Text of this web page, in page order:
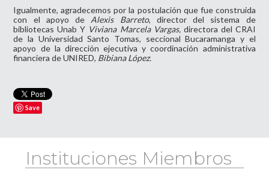
Igualmente, agradecemos por la postulación que fue construida
con el apoyo de Alexis Barreto, director del sistema de
bibliotecas Unab Y Viviana Marcela Vargas,directora del CRAI
de la Universidad Santo Tomas, seccional Bucaramanga y el
apoyo de la dirección ejecutiva y coordinación administrativa
financiera de UNIRED, Bibiana López.
Save
Instituciones Miembros